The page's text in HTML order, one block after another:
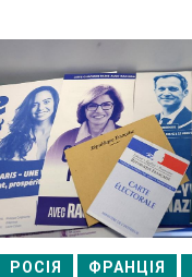
РОСІЯ ФРАНЦІЯ